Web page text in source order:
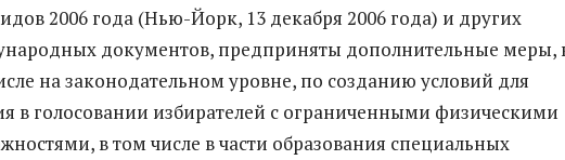
2006 года (Нью-Йорк, 13 декабря 2006 года) и других
документов, предприняты дополнительные меры,
на законодательном уровне, по созданию условий для
в голосовании избирателей с ограниченными физическими
в том числе в части образования специальных